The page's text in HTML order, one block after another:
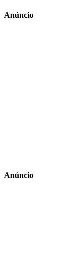
Anúncio
Anúncio